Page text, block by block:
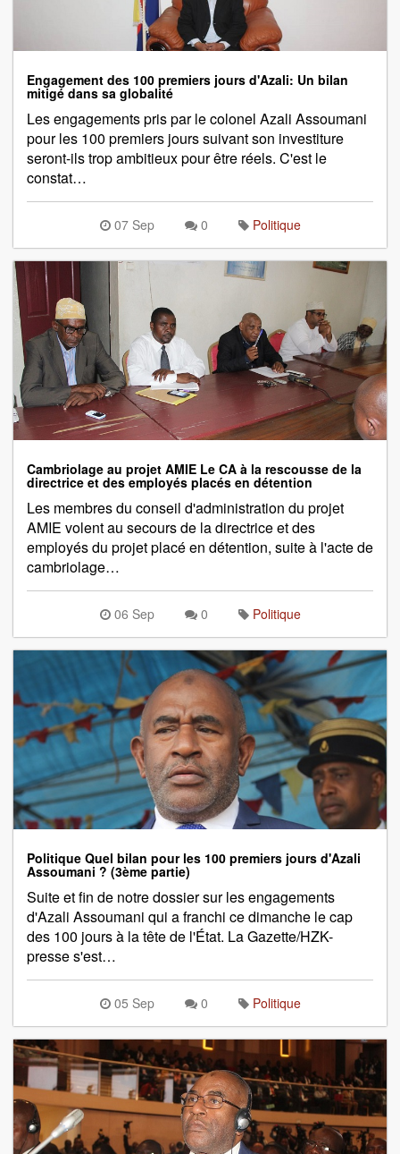
Engagement des 100 premiers jours d'Azali: Un bilan
mitigé dans sa globalité
Les engagements pris par le colonel Azali Assoumani
pour les 100 premiers jours suivant son investiture
seront-ils trop ambitieux pour être réels. C'est le
constat…
07 Sep 0 Politique
Cambriolage au projet AMIE Le CA à la rescousse de la
directrice et des employés placés en détention
Les membres du conseil d'administration du projet
AMIE volent au secours de la directrice et des
employés du projet placé en détention, suite à l'acte de
cambriolage…
06 Sep 0 Politique
Politique Quel bilan pour les 100 premiers jours d'Azali
Assoumani ? (3ème partie)
Suite et fin de notre dossier sur les engagements
d'Azali Assoumani qui a franchi ce dimanche le cap
des 100 jours à la tête de l'État. La Gazette/HZK-
presse s'est…
05 Sep 0 Politique